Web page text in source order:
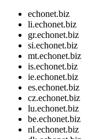
echonet.biz
li.echonet.biz
gr.echonet.biz
si.echonet.biz
mt.echonet.biz
is.echonet.biz
ie.echonet.biz
es.echonet.biz
cz.echonet.biz
lu.echonet.biz
be.echonet.biz
nl.echonet.biz